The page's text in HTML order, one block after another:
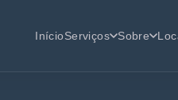
InícioServiços Sobre